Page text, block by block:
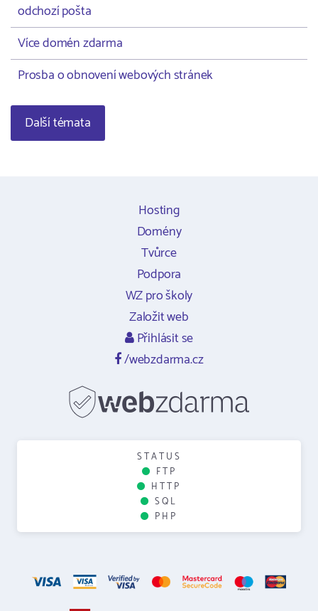
odchozí pošta
Více domén zdarma
Prosba o obnovení webových stránek
Další témata
Hosting
Domény
Tvůrce
Podpora
WZ pro školy
Založit web
Přihlásit se
/webzdarma.cz
STATUS
FTP
HTTP
SQL
PHP